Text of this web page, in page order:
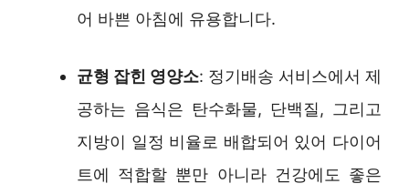
어 바쁜 아침에 유용합니다.
균형 잡힌 영양소: 정기배송 서비스에서 제
공하는 음식은 탄수화물, 단백질, 그리고
지방이 일정 비율로 배합되어 있어 다이어
트에 적합할 뿐만 아니라 건강에도 좋은